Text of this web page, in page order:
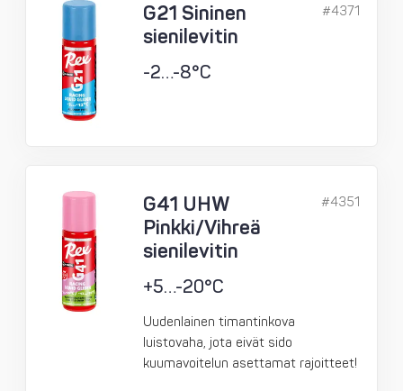
G21 Sininen
sienilevitin
-2…-8°C
#4371
G41 UHW
Pinkki/Vihreä
sienilevitin
+5…-20°C
Uudenlainen timantinkova
luistovaha, jota eivät sido
kuumavoitelun asettamat rajoitteet!
#4351